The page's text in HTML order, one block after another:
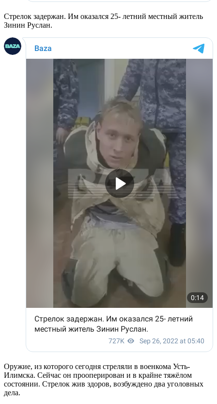
Стрелок задержан. Им оказался 25- летний местный житель
Зинин Руслан.
Оружие, из которого сегодня стреляли в военкома Усть-
Илимска. Сейчас он прооперирован и в крайне тяжёлом
состоянии. Стрелок жив здоров, возбуждено два уголовных
дела.